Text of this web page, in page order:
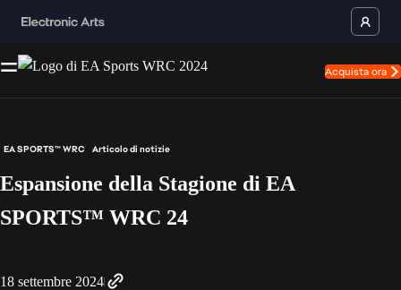
Acquista ora
EA SPORTS™ WRC Articolo di notizie
Espansione della Stagione di EA
SPORTS™ WRC 24
18 settembre 2024